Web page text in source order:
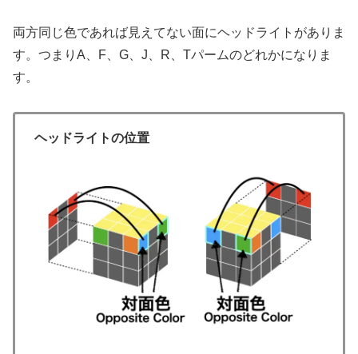
両方同じ色であれば見えてない面にヘッドライトがありま
す。つまりA、F、G、J、R、Tパームのどれかになりま
す。
ヘッドライトの位置